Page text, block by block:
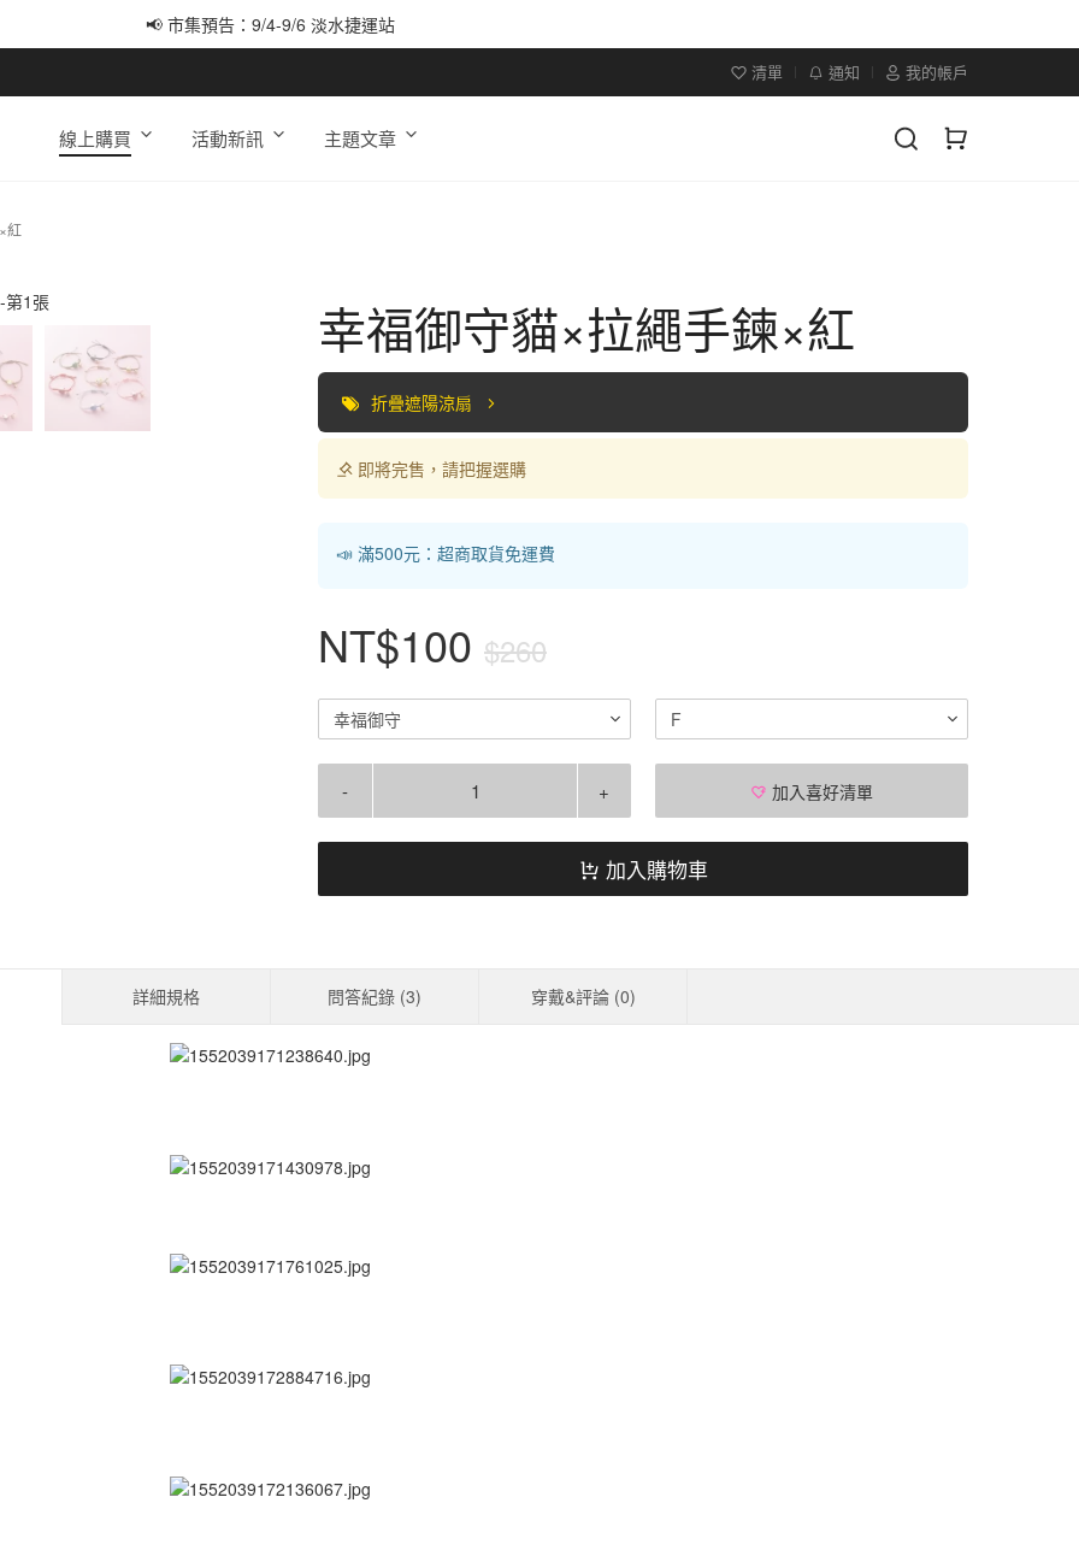
📢 市集預告：9/4-9/6 淡水捷運站
清單 通知 我的帳戶
線上購買 活動新訊 主題文章
紅
幸福御守貓×拉繩手鍊×紅
折疊遮陽涼扇
即將完售，請把握選購
📣 滿500元：超商取貨免運費
NT$100 $260
幸福御守 F
- + 加入喜好清單
加入購物車
詳細規格 問答紀錄 (3) 穿戴&評論 (0)